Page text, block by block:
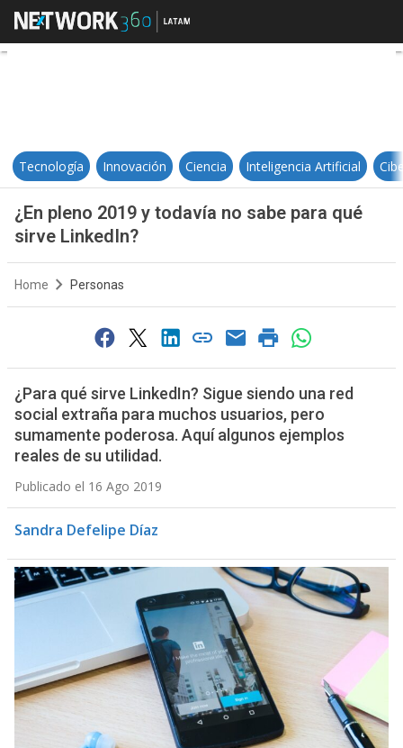
¿En pleno 2019 y todavía no
Tecnología Innovación Ciencia Inteligencia Artificial
¿En pleno 2019 y todavía no sabe para qué
sirve LinkedIn?
Home Personas
¿Para qué sirve LinkedIn? Sigue siendo una red
social extraña para muchos usuarios, pero
sumamente poderosa. Aquí algunos ejemplos
reales de su utilidad.
Publicado el 16 Ago 2019
Sandra Defelipe Díaz